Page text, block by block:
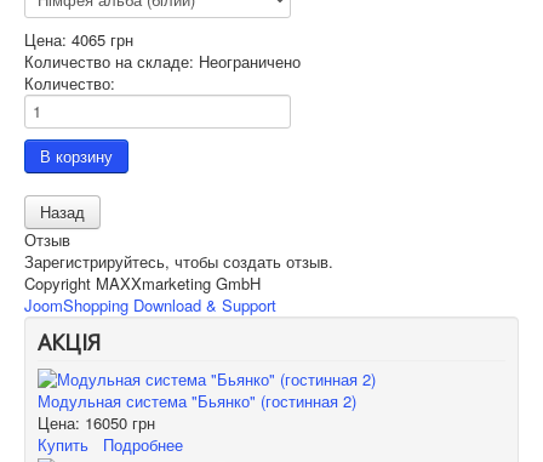
Цена: 4065 грн
Количество на складе: Неограничено
Количество:
Отзыв
Зарегистрируйтесь, чтобы создать отзыв.
Copyright MAXXmarketing GmbH
JoomShopping Download & Support
АКЦІЯ
Модульная система "Бьянко" (гостинная 2)
Цена: 16050 грн
Купить
Подробнее